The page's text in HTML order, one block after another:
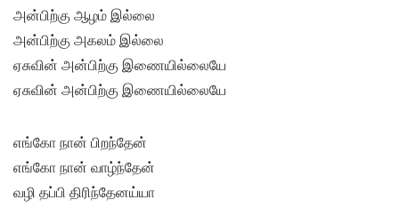
அன்பிற்கு ஆழம் இல்லை
அன்பிற்கு அகலம் இல்லை
ஏசுவின் அன்பிற்கு இணையில்லையே
ஏசுவின் அன்பிற்கு இணையில்லையே
எங்கோ நான் பிறந்தேன்
எங்கோ நான் வாழ்ந்தேன்
வழி தப்பி திரிந்தேனய்யா